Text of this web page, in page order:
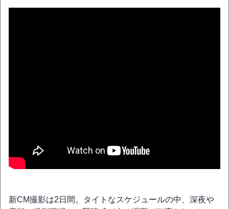
新CM撮影は2日間。タイトなスケジュールの中、深夜や